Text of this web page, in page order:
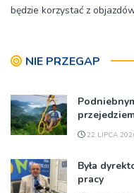
będzie korzystać z
NIE PRZEGAP
22 LIPCA
Była
pracy